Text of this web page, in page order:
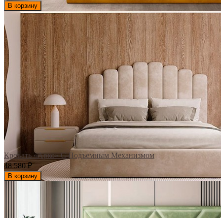
В корзину
Кровать «Арко» С Подъемным Механизмом
48 580₽
В корзину